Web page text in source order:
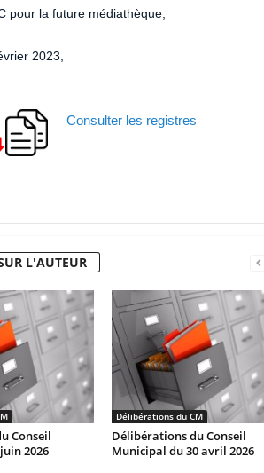
pour la future médiathèque,
2023,
Consulter les registres
L'AUTEUR
Conseil
2026
Délibérations du CM
Délibérations du Conseil
Municipal du 30 avril 2026